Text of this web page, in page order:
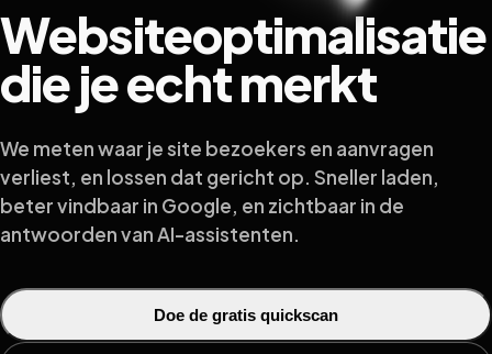
Websiteoptimalisatie
die je echt merkt
We meten waar je site bezoekers en aanvragen
verliest, en lossen dat gericht op. Sneller laden,
beter vindbaar in Google, en zichtbaar in de
antwoorden van AI-assistenten.
Doe de gratis quickscan